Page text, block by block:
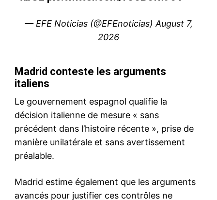
Mon compte
Aéroport Mohammed V :
arrestation d’un ressortissant
franco-tunisien recherché par
Interpol
16 March 2026
In "Sécurité"
Aéroport Mohammed V :
arrestation d’un ressortissant
français recherché par
Interpol pour trafic de drogue